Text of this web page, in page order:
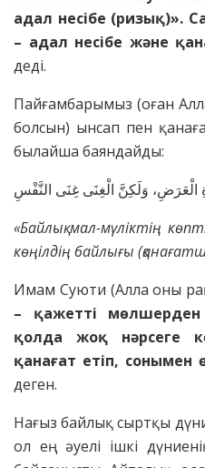
адал несібе (ризық)».
– адал несібе және
деді.
Пайғамбарымыз (оған
болсын) ынсап пен
былайша баяндайды:
وَلَكِنَّ الْغِنَى غِنَى النَّفْسِ
«Байлық мал-мүліктің
көңілдің байлығы
Имам Суюти (Алла оны
– қажетті
қолда жоқ нәрсеге
қанағат етіп, сонымен
деген.
Нағыз байлық сыртқы
ол ең әуелі ішкі